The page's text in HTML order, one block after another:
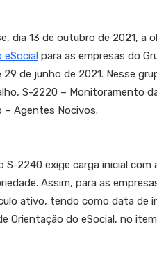
dia 13 de outubro de 2021, a
eSocial para as empresas do
29 de junho de 2021. Nesse
S-2220 – Monitoramento
– Agentes Nocivos.
S-2240 exige carga inicial
Assim, para as
ativo, tendo como data de
Orientação do eSocial, no